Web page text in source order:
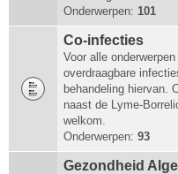
Onderwerpen: 101
Co-infecties
Voor alle
overdraagbare
behandeling hiervan.
naast de Lyme-
welkom.
Onderwerpen: 93
Gezondheid